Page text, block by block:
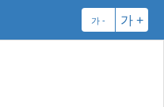
가 - 가 +